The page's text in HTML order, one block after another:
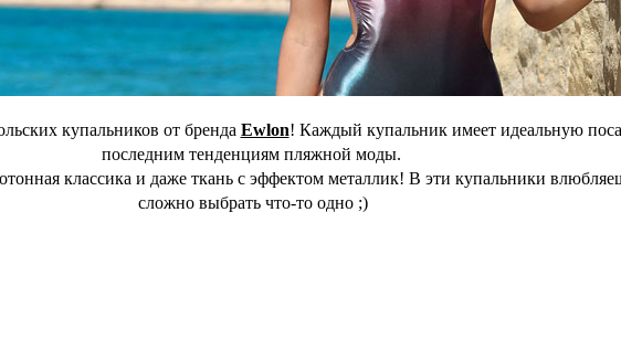
купальников от бренда Ewlon! Каждый купальник имеет идеальную
последним тенденциям пляжной моды.
классика и даже ткань с эффектом металлик! В эти купальники
сложно выбрать что-то одно ;)